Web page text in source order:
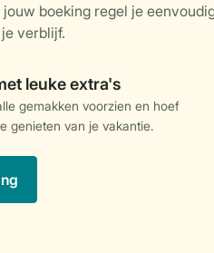
gemakken voorzien en hoef
genieten van je vakantie.